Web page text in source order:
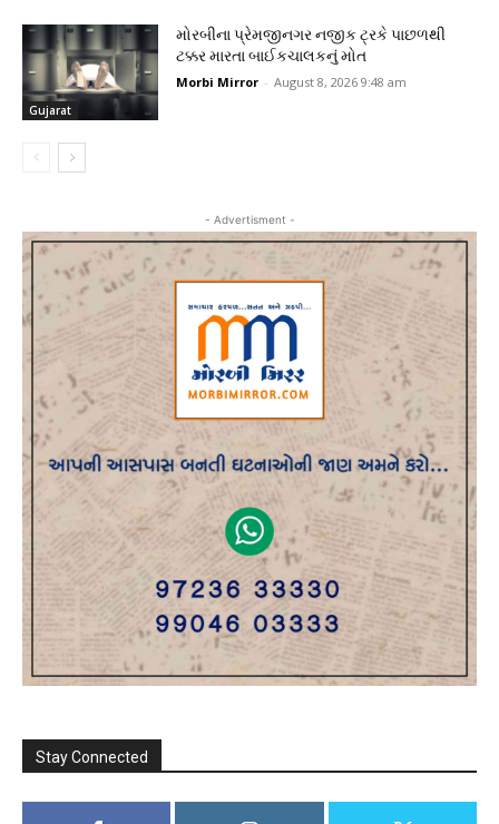
Gujarat
મોરબીના પ્રેમજીનગર નજીક ટ્રકે પાછળથી
ટક્કર મારતા બાઈકચાલકનું મોત
Morbi Mirror - August 8, 2026 9:48 am
- Advertisment -
Stay Connected